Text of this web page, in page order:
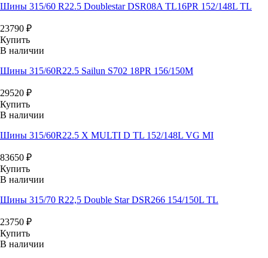
Шины 315/60 R22.5 Doublestar DSR08A TL16PR 152/148L TL
23790 ₽
Купить
В наличии
Шины 315/60R22.5 Sailun S702 18PR 156/150M
29520 ₽
Купить
В наличии
Шины 315/60R22.5 X MULTI D TL 152/148L VG MI
83650 ₽
Купить
В наличии
Шины 315/70 R22,5 Double Star DSR266 154/150L TL
23750 ₽
Купить
В наличии